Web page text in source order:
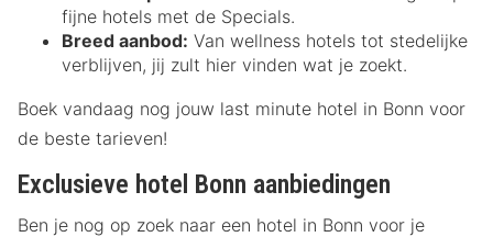
fijne hotels met de Specials.
Breed aanbod: Van wellness hotels tot stedelijke
verblijven, jij zult hier vinden wat je zoekt.
Boek vandaag nog jouw last minute hotel in Bonn voor
de beste tarieven!
Exclusieve hotel Bonn aanbiedingen
Ben je nog op zoek naar een hotel in Bonn voor je